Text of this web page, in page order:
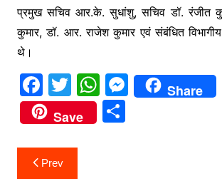
प्रमुख सचिव आर.के. सुधांशु, सचिव डॉ. रंजीत
कुमार, डॉ. आर. राजेश कुमार एवं संबंधित
थे।
F
a
c
e
b
T
w
itt
er
W
h
at
M
e
Share
Save
S
Post
navigation
Prev